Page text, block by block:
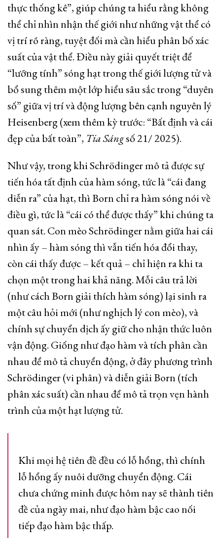
thực thống kê”, giúp chúng ta hiểu rằng không
thể chỉ nhìn nhận thế giới như những vật thể có
vị trí rõ ràng, tuyệt đối mà cần hiểu phân bố xác
suất của vật thể. Điều này giải quyết triệt để
“lưỡng tính” sóng hạt trong thế giới lượng tử và
bổ sung thêm một lớp hiểu sâu sắc trong “duyên
số” giữa vị trí và động lượng bên cạnh nguyên lý
Heisenberg (xem thêm kỳ trước: “Bất định và cái
đẹp của bất toàn”, Tia Sángsố 21/ 2025).
Như vậy, trong khi Schrödinger mô tả được sự
tiến hóa tất định của hàm sóng, tức là “cái đang
diễn ra” của hạt, thì Born chỉ ra hàm sóng nói về
điều gì, tức là “cái có thể được thấy” khi chúng ta
quan sát. Con mèo Schrödinger nằm giữa hai cái
nhìn ấy – hàm sóng thì vẫn tiến hóa đổi thay,
còn cái thấy được – kết quả – chỉ hiện ra khi ta
chọn một trong hai khả năng. Mỗi câu trả lời
(như cách Born giải thích hàm sóng) lại sinh ra
một câu hỏi mới (như nghịch lý con mèo), và
chính sự chuyển dịch ấy giữ cho nhận thức luôn
vận động. Giống như đạo hàm và tích phân cần
nhau để mô tả chuyển động, ở đây phương trình
Schrödinger (vi phân) và diễn giải Born (tích
phân xác suất) cần nhau để mô tả trọn vẹn hành
trình của một hạt lượng tử.
Khi mọi hệ tiên đề đều có lỗ hổng, thì chính
lỗ hổng ấy nuôi dưỡng chuyển động. Cái
chưa chứng minh được hôm nay sẽ thành tiên
đề của ngày mai, như đạo hàm bậc cao nối
tiếp đạo hàm bậc thấp.